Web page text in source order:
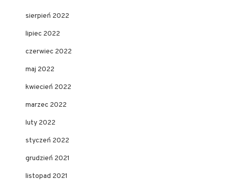
sierpień 2022
lipiec 2022
czerwiec 2022
maj 2022
kwiecień 2022
marzec 2022
luty 2022
styczeń 2022
grudzień 2021
listopad 2021